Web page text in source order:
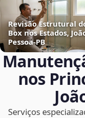
Revisão Estrutural
Box nos Estados,
Pessoa‑PB
nos
Serviços